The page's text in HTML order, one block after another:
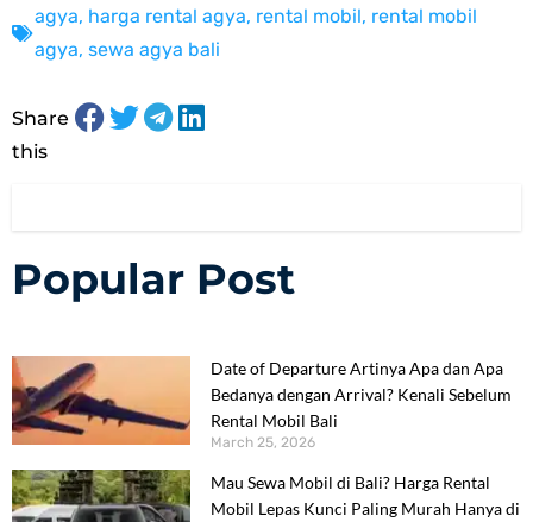
agya, harga rental agya, rental mobil, rental mobil
agya, sewa agya bali
Share
this
Popular Post
Date of Departure Artinya Apa dan Apa
Bedanya dengan Arrival? Kenali Sebelum
Rental Mobil Bali
March 25, 2026
Mau Sewa Mobil di Bali? Harga Rental
Mobil Lepas Kunci Paling Murah Hanya di